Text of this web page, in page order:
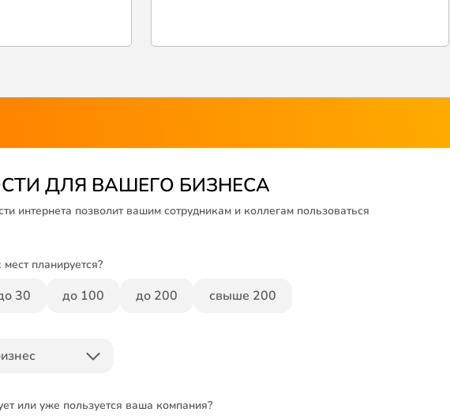
ДЛЯ ВАШЕГО БИЗНЕСА
интернета позволит вашим сотрудникам и коллегам пользоваться
планируется?
30 до 100 до 200 свыше 200
или уже пользуется ваша компания?